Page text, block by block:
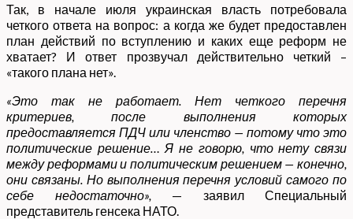
Так, в начале июля украинская власть потребовала
четкого ответа на вопрос: а когда же будет предоставлен
план действий по вступлению и каких еще реформ не
хватает? И ответ прозвучал действительно четкий –
«такого плана нет».
«Это так не работает. Нет четкого перечня
критериев, после выполнения которых
предоставляется ПДЧ или членство — потому что это
политические решение… Я не говорю, что нету связи
между реформами и политическим решением — конечно,
они связаны. Но выполнения перечня условий самого по
себе недостаточно»,— заявил Специальный
представитель генсека НАТО.